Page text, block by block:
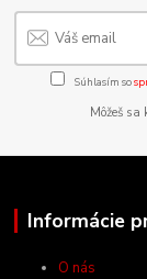
Súhlasím so
Môžeš
Informácie
O nás